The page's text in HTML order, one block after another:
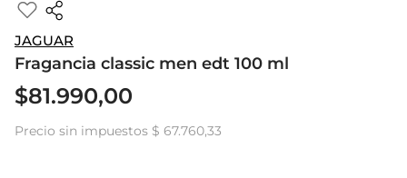
JAGUAR
Fragancia classic men edt 100 ml
$81.990,00
Precio sin impuestos $ 67.760,33